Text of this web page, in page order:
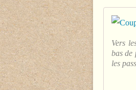
Vers
bas de
les